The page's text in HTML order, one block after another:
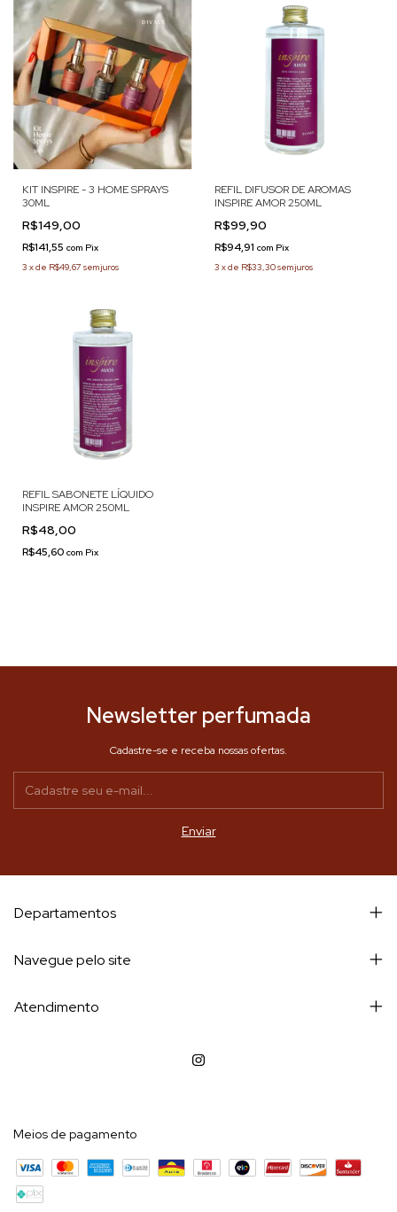
KIT INSPIRE - 3 HOME SPRAYS
30ML
R$149,00
R$141,55 com Pix
3 xde R$49,67 sem juros
REFIL DIFUSOR DE AROMAS
INSPIRE AMOR 250ML
R$99,90
R$94,91 com Pix
3 xde R$33,30sem juros
REFIL SABONETE LÍQUIDO
INSPIRE AMOR 250ML
R$48,00
R$45,60 com Pix
Newsletter perfumada
Cadastre-se e receba nossas ofertas.
Departamentos
Navegue pelo site
Atendimento
Meios de pagamento